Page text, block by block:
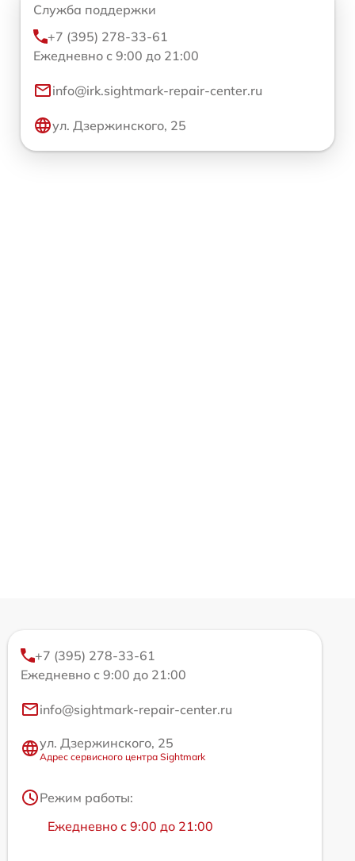
Служба поддержки
+7 (395) 278-33-61
Ежедневно с 9:00 до 21:00
info@irk.sightmark-repair-center.ru
ул. Дзержинского, 25
+7 (395) 278-33-61
Ежедневно с 9:00 до 21:00
info@sightmark-repair-center.ru
ул. Дзержинского, 25
Адрес сервисного центра Sightmark
Режим работы:
Ежедневно с 9:00 до 21:00